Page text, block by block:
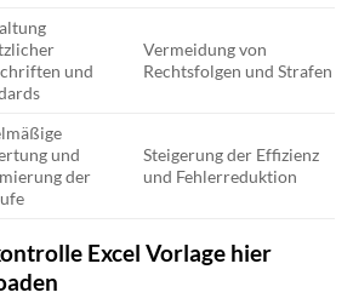
und
Vermeidung von
Rechtsfolgen und Strafen
und
der
Steigerung der Effizienz
und Fehlerreduktion
Excel Vorlage hier